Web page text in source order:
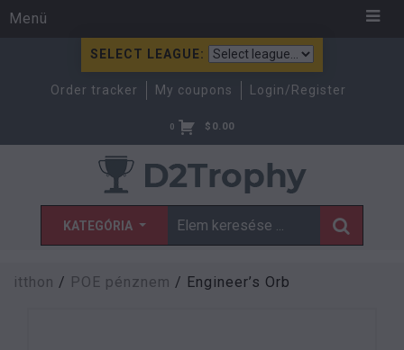
Menü
SELECT LEAGUE:
Order tracker My coupons Login/Register
0 $ 0.00
KATEGÓRIA
itthon / POE pénznem / Engineer’s Orb